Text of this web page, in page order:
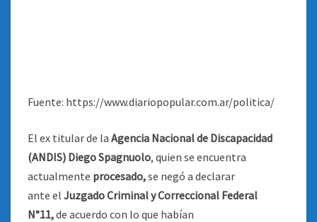
Fuente: https://www.diariopopular.com.ar/politica/
El ex titular de la Agencia Nacional de Discapacidad
(ANDIS) Diego Spagnuolo, quien se encuentra
actualmente procesado,se negó a declarar
ante el Juzgado Criminal y Correccional Federal
N°11,de acuerdo con lo que habían